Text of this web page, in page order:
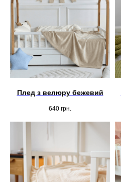
Плед з велюру бежевий
640 грн.